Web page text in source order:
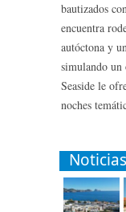
bautizados
encuentra
autóctona y
simulando un
Seaside le
noches